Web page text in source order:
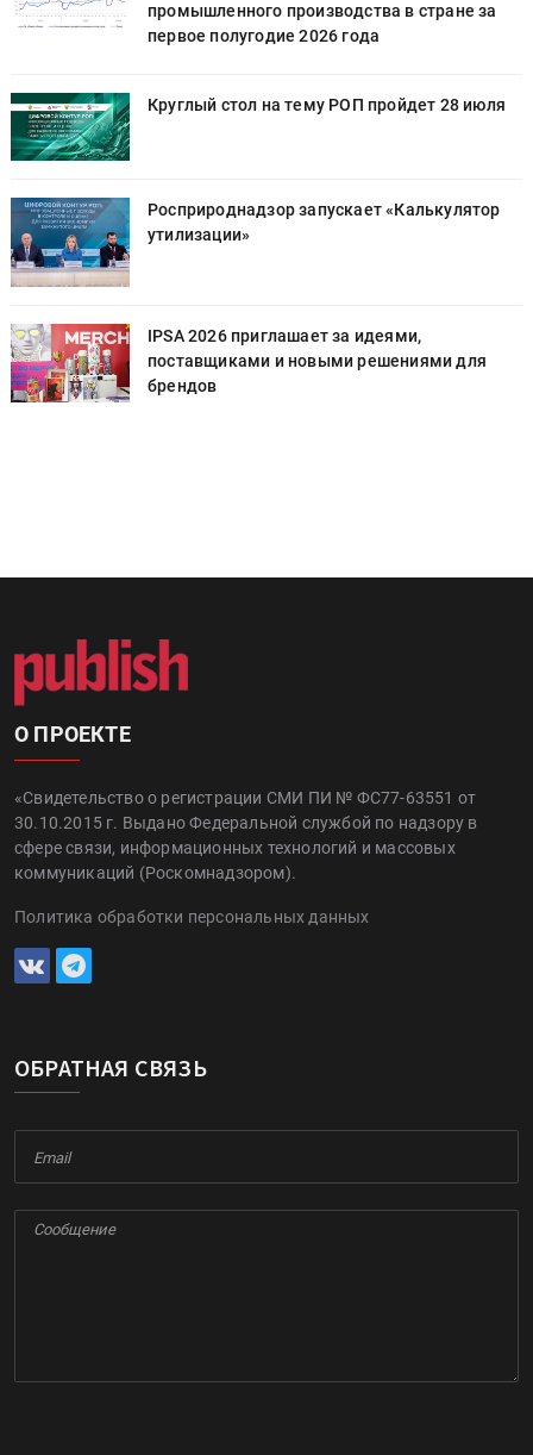
промышленного производства в стране за
первое полугодие 2026 года
Круглый стол на тему РОП пройдет 28 июля
Росприроднадзор запускает «Калькулятор
утилизации»
IPSA 2026 приглашает за идеями,
поставщиками и новыми решениями для
брендов
О ПРОЕКТЕ
«Свидетельство о регистрации СМИ ПИ № ФС77-63551 от
30.10.2015 г. Выдано Федеральной службой по надзору в
сфере связи, информационных технологий и массовых
коммуникаций (Роскомнадзором).
Политика обработки персональных данных
ОБРАТНАЯ СВЯЗЬ